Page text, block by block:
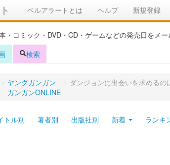
ベルアラートとは ヘルプ 新規登録
・コミック・DVD・CD・ゲームなどの発売日をメー
検索
> ヤングガンガン
ガンガンONLINE
> ダンジョンに出会いを求める
トル別 著者別 出版社別 新着 ランキ